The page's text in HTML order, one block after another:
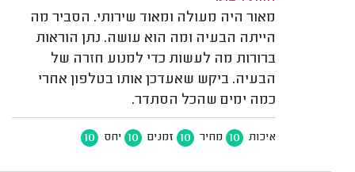
מאור היה מעולה ומאוד שירותי. הסביר מה
הייתה הבעיה ומה הוא עושה. נתן הוראות
ברורות מה לעשות כדי למנוע חזרה של
הבעיה. ביקש שאעדכן אותו בטלפון אחרי
כמה ימים שהכל הסתדר.
איכות 10 מחיר 10 זמנים 10 יחס 10